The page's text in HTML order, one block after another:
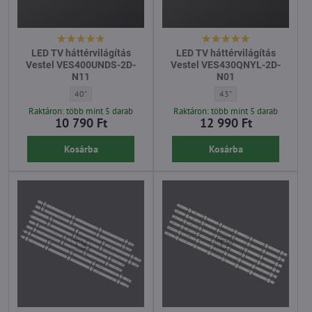
LED TV háttérvilágítás
Vestel VES400UNDS-2D-
N11
LED TV háttérvilágítás Vestel VES400UNDS-2D-N11 - Átló:
40"
Raktáron: több mint 5 darab
10 790 Ft
Kosárba
LED TV háttérvilágítás
Vestel VES430QNYL-2D-
N01
LED TV háttérvilágítás
43"
Raktáron: több mint 5 darab
12 990 Ft
Kosárba